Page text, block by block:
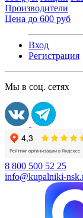
Производители
Цена до 600 руб
Вход
Регистрация
Мы в соц. сетях
8 800 500 52 25
info@kupalniki-